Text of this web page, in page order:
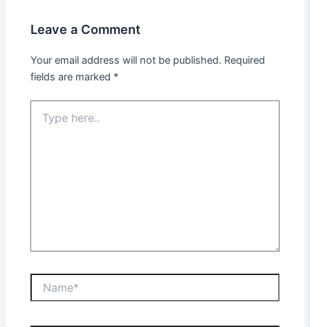
Leave a Comment
Your email address will not be published. Required
fields are marked *
here..